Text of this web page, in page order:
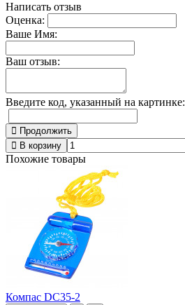
Написать отзыв
Оценка:
Ваше Имя:
Ваш отзыв:
Введите код, указанный на картинке:
Продолжить
В корзину
Похожие товары
Компас DC35-2